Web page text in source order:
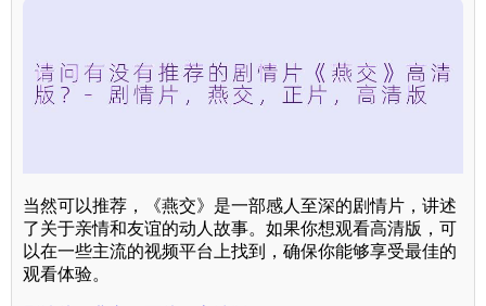
当然可以推荐，《燕交》是一部感人至深的剧情片，讲述
了关于亲情和友谊的动人故事。如果你想观看高清版，可
以在一些主流的视频平台上找到，确保你能够享受最佳的
观看体验。